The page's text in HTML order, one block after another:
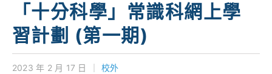
我們的成就
對外聯繫
「十分科學」常識科網上學
習計劃 (第一期)
2023 年 2 月 17 日 校外